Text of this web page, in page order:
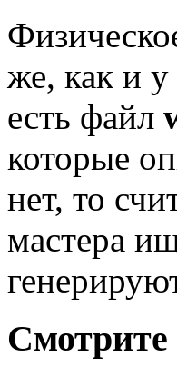
же, как и
есть файл
которые
нет, то
мастера
Смотрите